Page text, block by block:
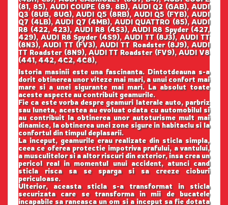
(81, 85), AUDI COUPE (89, 8B), AUDI Q2 (GAB), AUDI
Q3 (8UB, 8UG), AUDI Q5 (8RB), AUDI Q5 (FYB), AUDI
Q7 (4LB), AUDI Q7 (4MB), AUDI QUATTRO (85), AUDI
R8 (422, 423), AUDI R8 (4S3), AUDI R8 Spyder (427,
429), AUDI R8 Spyder (4S9), AUDI TT (8J3), AUDI TT
(8N3), AUDI TT (FV3), AUDI TT Roadster (8J9), AUDI
TT Roadster (8N9), AUDI TT Roadster (FV9), AUDI V8
(441, 442, 4C2, 4C8),
Istoria masinii este una fascinanta. Dintotdeauna s-a
dorit obtinerea unor viteze mai mari, a unui confort mai
mare si a unei sigurante mai mari. La absolut toate
aceste aspecte au contribuit geamurile.
Fie ca este vorba despre geamuri laterale auto, parbriz
sau luneta, acestea au evoluat odata cu automobilul si
au contribuit la obtinerea unor autoturisme mult mai
dinamice, la obtinerea unei zone sigure in habitaclu si la
confortul din timpul deplasarii.
La inceput, geamurile erau realizate din sticla simpla,
ceea ce oferea protectie impotriva prafului, a vantului,
a musculitelor si a altor riscuri din exterior, insa crea un
pericol real in momentul unui accident, atunci cand
sticla risca sa se sparga si sa creeze cioburi
periculoase.
Ulterior, aceasta sticla s-a transformat in sticla
securizata care se transforma in mii de bucatele
incapabile sa raneasca un om si a inceput sa fie dotata